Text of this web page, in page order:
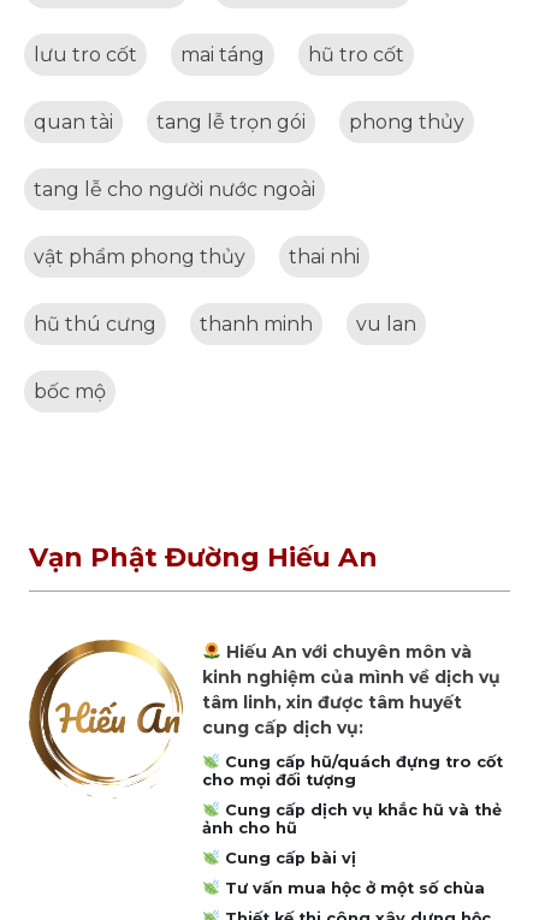
lưu tro cốt mai táng hũ tro cốt
quan tài tang lễ trọn gói phong thủy
tang lễ cho người nước ngoài
vật phẩm phong thủy thai nhi
hũ thú cưng thanh minh vu lan
bốc mộ
Vạn Phật Đường Hiếu An
Hiếu An với chuyên môn và
kinh nghiệm của mình về dịch vụ
tâm linh, xin được tâm huyết
cung cấp dịch vụ:
Cung cấp hũ/quách đựng tro cốt
cho mọi đối tượng
Cung cấp dịch vụ khắc hũ và thẻ
ảnh cho hũ
Cung cấp bài vị
Tư vấn mua hộc ở một số chùa